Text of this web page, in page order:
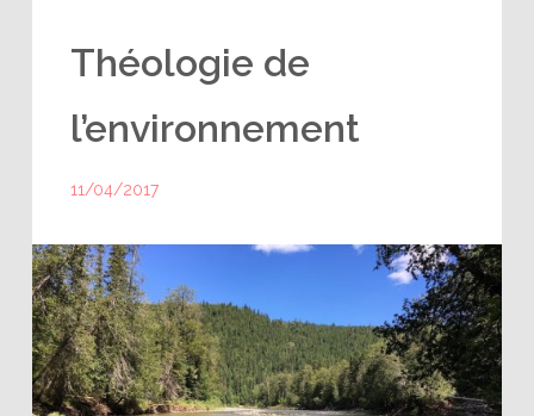
Théologie de
l’environnement
11/04/2017